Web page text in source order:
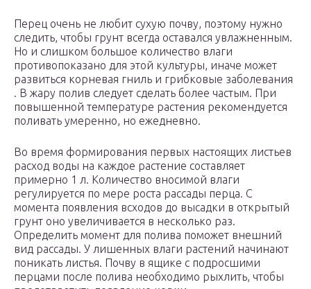
Перец очень не любит сухую почву, поэтому нужно
следить, чтобы грунт всегда оставался увлажненным.
Но и слишком большое количество влаги
противопоказано для этой культуры, иначе может
развиться корневая гниль и грибковые заболевания
. В жару полив следует сделать более частым. При
повышенной температуре растения рекомендуется
поливать умеренно, но ежедневно.
Во время формирования первых настоящих листьев
расход воды на каждое растение составляет
примерно 1 л. Количество вносимой влаги
регулируется по мере роста рассады перца. С
момента появления всходов до высадки в открытый
грунт оно увеличивается в несколько раз.
Определить момент для полива поможет внешний
вид рассады. У лишенных влаги растений начинают
поникать листья. Почву в ящике с подросшими
перцами после полива необходимо рыхлить, чтобы